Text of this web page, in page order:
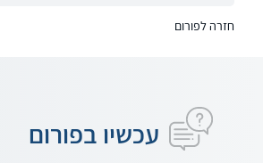
חזרה לפורום
עכשיו בפורום